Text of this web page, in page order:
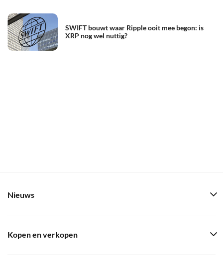
SWIFT bouwt waar Ripple ooit mee begon: is
XRP nog wel nuttig?
Nieuws
Kopen en verkopen